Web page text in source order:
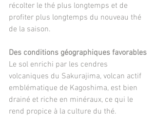
récolter le thé plus longtemps et de
profiter plus longtemps du nouveau thé
de la saison.
Des conditions géographiques favorables
Le sol enrichi par les cendres
volcaniques du Sakurajima, volcan actif
emblématique de Kagoshima, est bien
drainé et riche en minéraux, ce qui le
rend propice à la culture du thé.